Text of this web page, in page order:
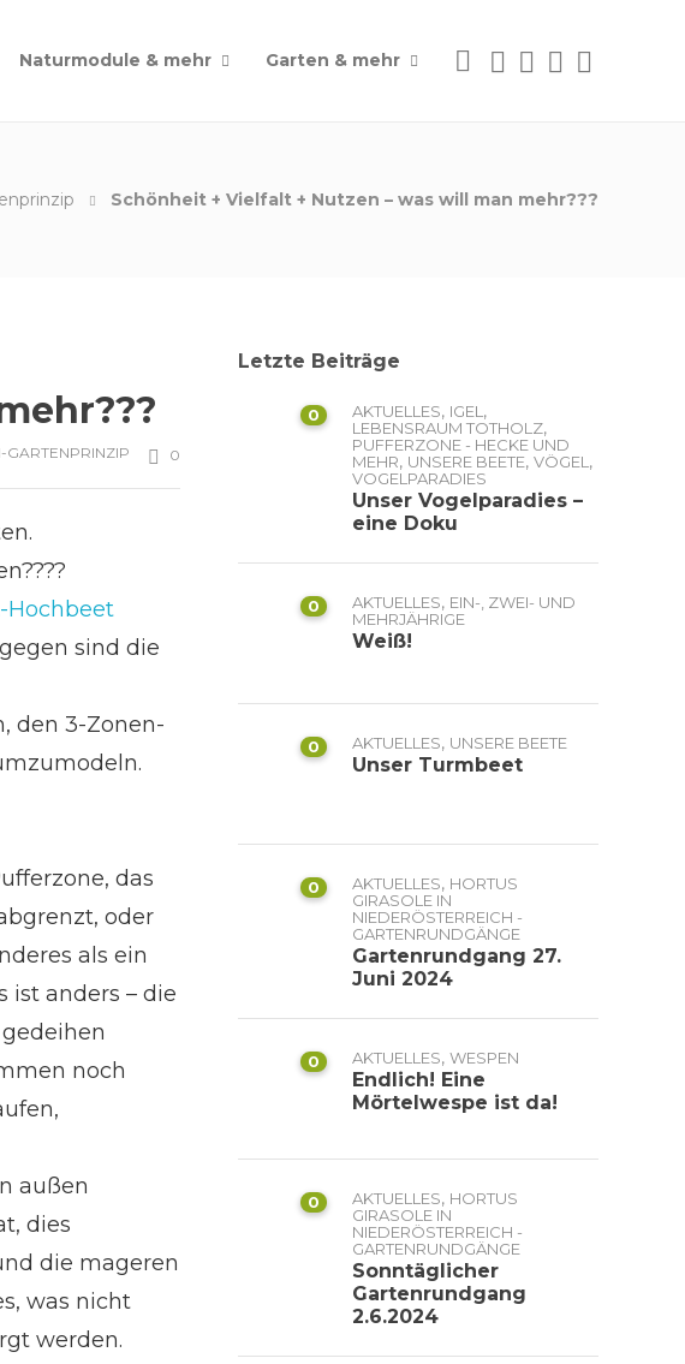
Naturmodule & mehr Garten & mehr
Schönheit + Vielfalt + Nutzen – was will man mehr???
GARTENPRINZIP 0
Hochbeet
sind die
den 3-Zonen-
das
oder
als ein
ist anders – die
noch
außen
dies
die mageren
was nicht
werden.
Letzte Beiträge
0 AKTUELLES, IGEL ,
LEBENSRAUM TOTHOLZ,
PUFFERZONE - HECKE UND
MEHR, UNSERE BEETE, VÖGEL ,
VOGELPARADIES
Unser Vogelparadies –
eine Doku
0 AKTUELLES, EIN-, ZWEI- UND
MEHRJÄHRIGE
Weiß!
0 AKTUELLES, UNSERE BEETE
Unser Turmbeet
0 AKTUELLES, HORTUS
GIRASOLE IN
NIEDERÖSTERREICH -
GARTENRUNDGÄNGE
Gartenrundgang 27.
Juni 2024
0 AKTUELLES, WESPEN
Endlich! Eine
Mörtelwespe ist da!
0 AKTUELLES, HORTUS
GIRASOLE IN
NIEDERÖSTERREICH -
GARTENRUNDGÄNGE
Sonntäglicher
Gartenrundgang
2.6.2024